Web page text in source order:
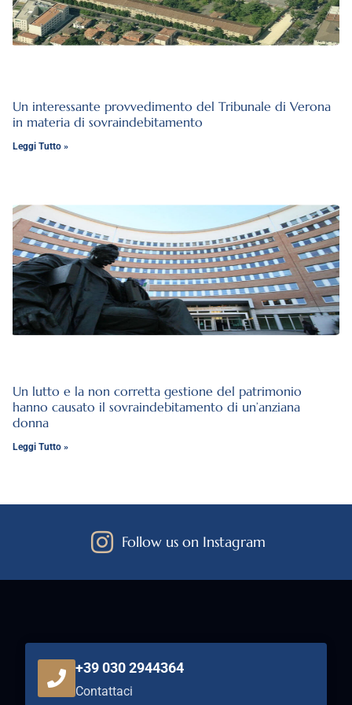
Un interessante provvedimento del Tribunale di Verona
in materia di sovraindebitamento
Leggi Tutto »
Un lutto e la non corretta gestione del patrimonio
hanno causato il sovraindebitamento di un’anziana
donna
Leggi Tutto »
Follow us on Instagram
+39 030 2944364
Contattaci